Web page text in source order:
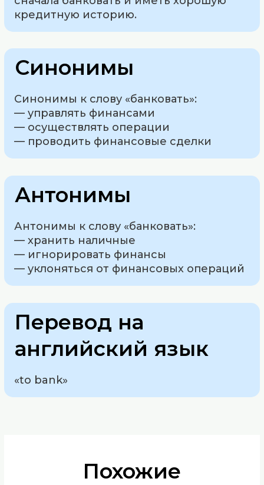
кредитную историю.
Синонимы
Синонимы к слову «банковать»:
— управлять финансами
— осуществлять операции
— проводить финансовые сделки
Антонимы
Антонимы к слову «банковать»:
— хранить наличные
— игнорировать финансы
— уклоняться от финансовых операций
Перевод на
английский язык
«to bank»
Похожие